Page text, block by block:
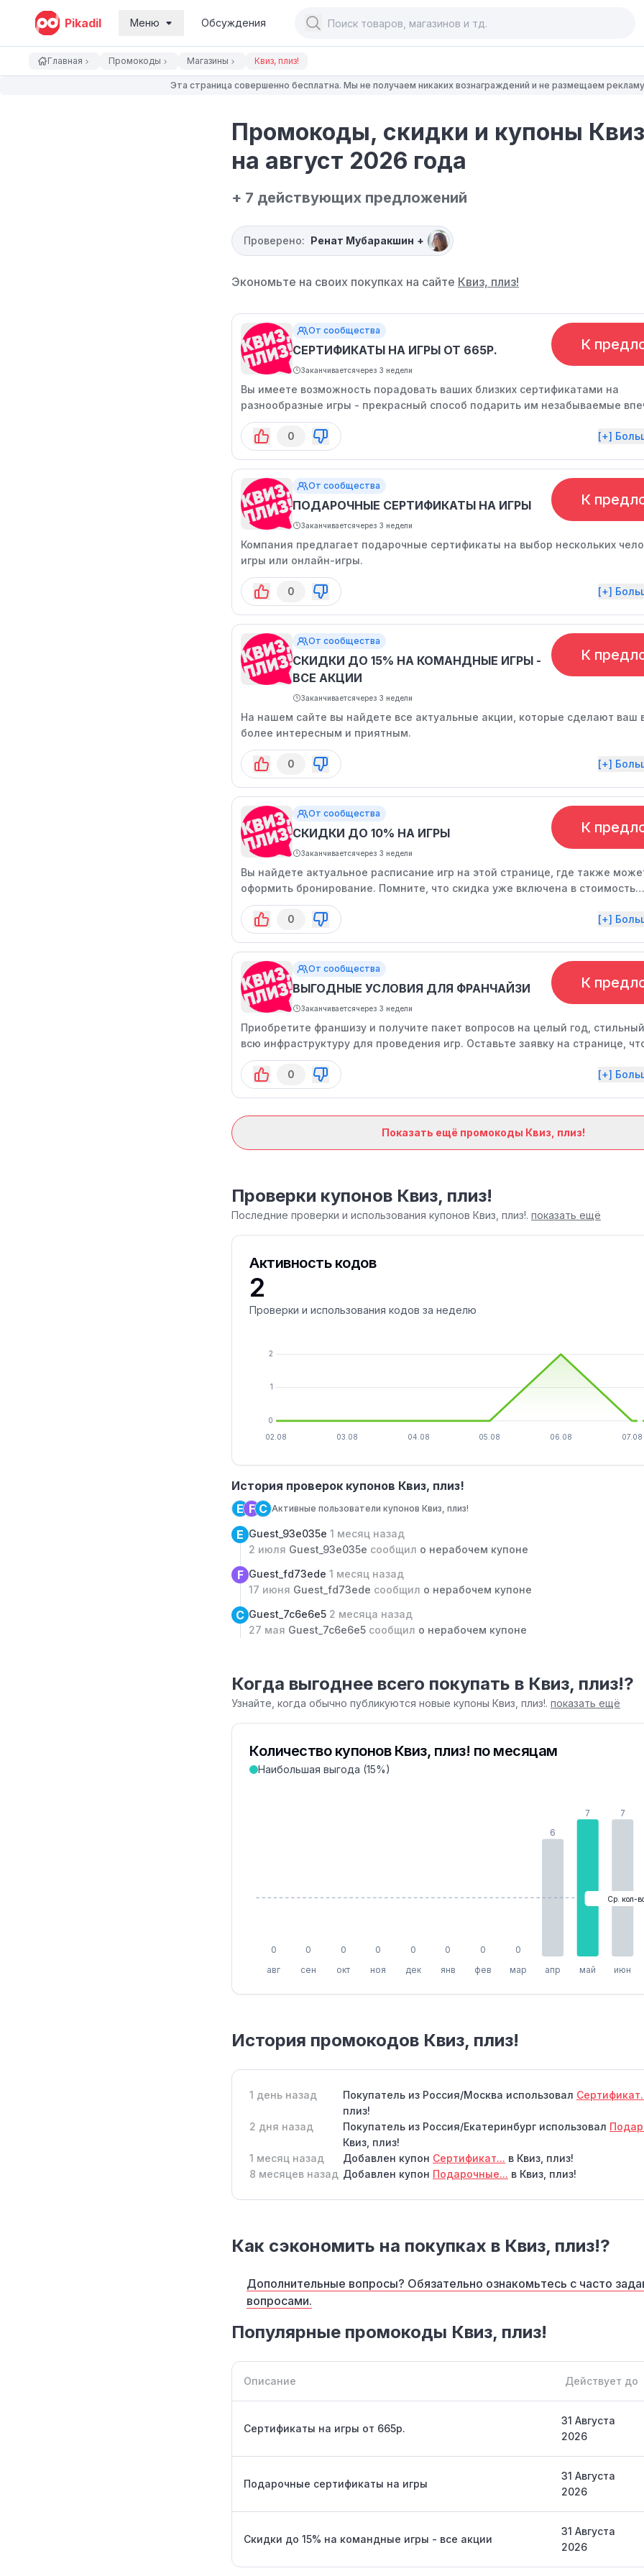
Pikadil Меню Обсуждения
Главная Промокоды Магазины Квиз, плиз!
Эта страница совершенно бесплатна. Мы не получаем никаких вознаграждений и не размещаем
Промокоды, скидки и купоны
на август 2026 года
+ 7 действующих предложений
Проверено: Ренат Мубаракшин +
Экономьте на своих покупках на сайте Квиз, плиз!
От сообщества
СЕРТИФИКАТЫ НА ИГРЫ ОТ 665Р.
Заканчиваетсячерез 3 недели
К
Вы имеете возможность порадовать ваших близких сертификатами на
разнообразные игры - прекрасный способ подарить им незабываемые
и получить удовольствие вместе!
0
[+]
От сообщества
ПОДАРОЧНЫЕ СЕРТИФИКАТЫ НА ИГРЫ
Заканчиваетсячерез 3 недели
К
Компания предлагает подарочные сертификаты на выбор нескольких
игры или онлайн-игры.
0 [+]
От сообщества
СКИДКИ ДО 15% НА КОМАНДНЫЕ ИГРЫ -
ВСЕ АКЦИИ
Заканчиваетсячерез 3 недели
К
На нашем сайте вы найдете все актуальные акции, которые сделают ваш
более интересным и приятным.
0 [+]
От сообщества
СКИДКИ ДО 10% НА ИГРЫ
Заканчиваетсячерез 3 недели
К
Вы найдете актуальное расписание игр на этой странице, где также
оформить бронирование. Помните, что скидка уже включена в стоимость
посещения, будьте внимательны.
0
[+]
От сообщества
ВЫГОДНЫЕ УСЛОВИЯ ДЛЯ ФРАНЧАЙЗИ
Заканчиваетсячерез 3 недели
К
Приобретите франшизу и получите пакет вопросов на целый год,
всю инфраструктуру для проведения игр. Оставьте заявку на странице,
узнать больше.
0
[+]
Показать ещё промокоды Квиз, плиз!
Проверки купонов Квиз, плиз!
Последние проверки и использования купонов Квиз, плиз!. показать ещё
Активность кодов
2
Проверки и использования кодов за неделю
0
1
2
02.08 03.08 04.08 05.08 06.08 07.08
История проверок купонов Квиз, плиз!
E F C Активные пользователи купонов Квиз, плиз!
E Guest_93e035e 1 месяц назад
2 июля Guest_93e035e сообщил о нерабочем купоне
F Guest_fd73ede 1 месяц назад
17 июня Guest_fd73ede сообщил о нерабочем купоне
C Guest_7c6e6e5 2 месяца назад
27 мая Guest_7c6e6e5 сообщил о нерабочем купоне
Когда выгоднее всего покупать в Квиз, плиз!?
Узнайте, когда обычно публикуются новые купоны Квиз, плиз!. показать ещё
Количество купонов Квиз, плиз! по месяцам
Наибольшая выгода (15%)
0
авг
0
сен
0
окт
0
ноя
0
дек
0
янв
0
фев
0
мар
6
апр
7
май
7
июн
Ср. кол-
История промокодов Квиз, плиз!
1 день назад Покупатель из Россия/Москва использовал
плиз!
2 дня назад
Покупатель из Россия/Екатеринбург использовал
Квиз, плиз!
1 месяц назад
Добавлен купон Сертификат... в Квиз, плиз!
8 месяцев назад Добавлен купон Подарочные... в Квиз, плиз!
Как сэкономить на покупках в Квиз, плиз!?
Дополнительные вопросы? Обязательно ознакомьтесь с часто
вопросами.
Популярные промокоды Квиз, плиз!
Описание Действует до
Сертификаты на игры от 665р.
31 Августа
2026
Подарочные сертификаты на игры
31 Августа
2026
Скидки до 15% на командные игры - все акции
31 Августа
2026